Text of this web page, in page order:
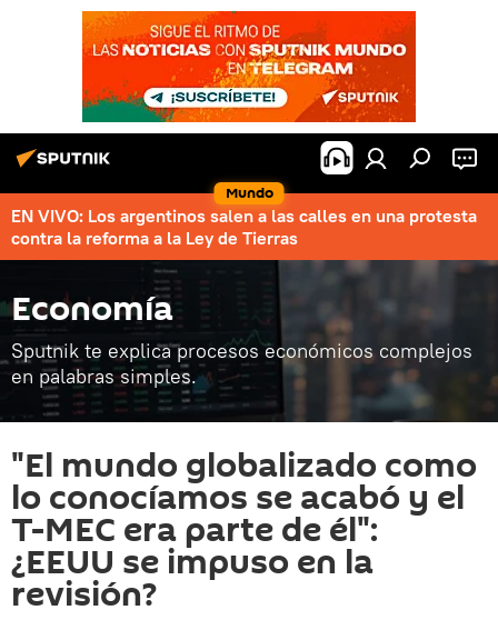
Mundo
EN VIVO: Los argentinos salen a las calles en una protesta
contra la reforma a la Ley de Tierras
Economía
Sputnik te explica procesos económicos complejos
en palabras simples.
"El mundo globalizado como
lo conocíamos se acabó y el
T-MEC era parte de él":
¿EEUU se impuso en la
revisión?